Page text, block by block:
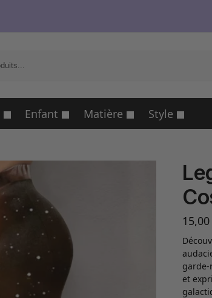
Enfant Matière Style
garde-
et